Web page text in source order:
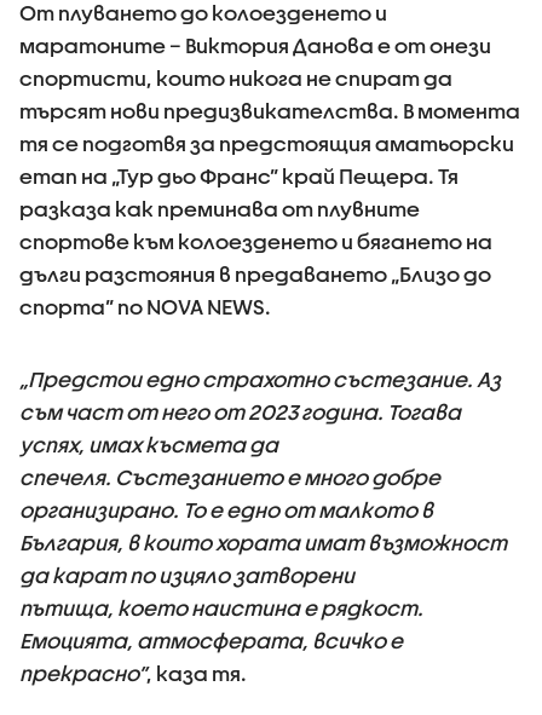
От плуването до колоезденето и
маратоните – Виктория Данова е от онези
спортисти, които никога не спират да
търсят нови предизвикателства. В момента
тя се подготвя за предстоящия аматьорски
етап на „Тур дьо Франс” край Пещера. Тя
разказа как преминава от плувните
спортове към колоезденето и бягането на
дълги разстояния в предаването „Близо до
спорта” по NOVA NEWS.
„Предстои едно страхотно състезание. Аз
съм част от него от 2023 година. Тогава
успях, имах късмета да
спечеля. Състезанието е много добре
организирано. То е едно от малкото в
България, в които хората имат възможност
да карат по изцяло затворени
пътища, което наистина е рядкост.
Емоцията, атмосферата, всичко е
прекрасно”, каза тя.